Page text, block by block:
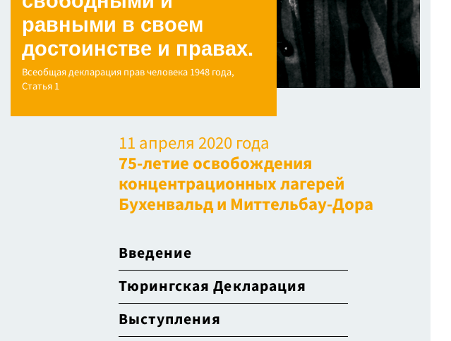
равными в своем
достоинстве и правах.
Всеобщая декларация прав человека 1948 года,
Статья 1
11 апреля 2020 года
75-летие освобождения
концентрационных лагерей
Бухенвальд и Миттельбау-Дора
Введение
Тюрингская Декларация
Выступления